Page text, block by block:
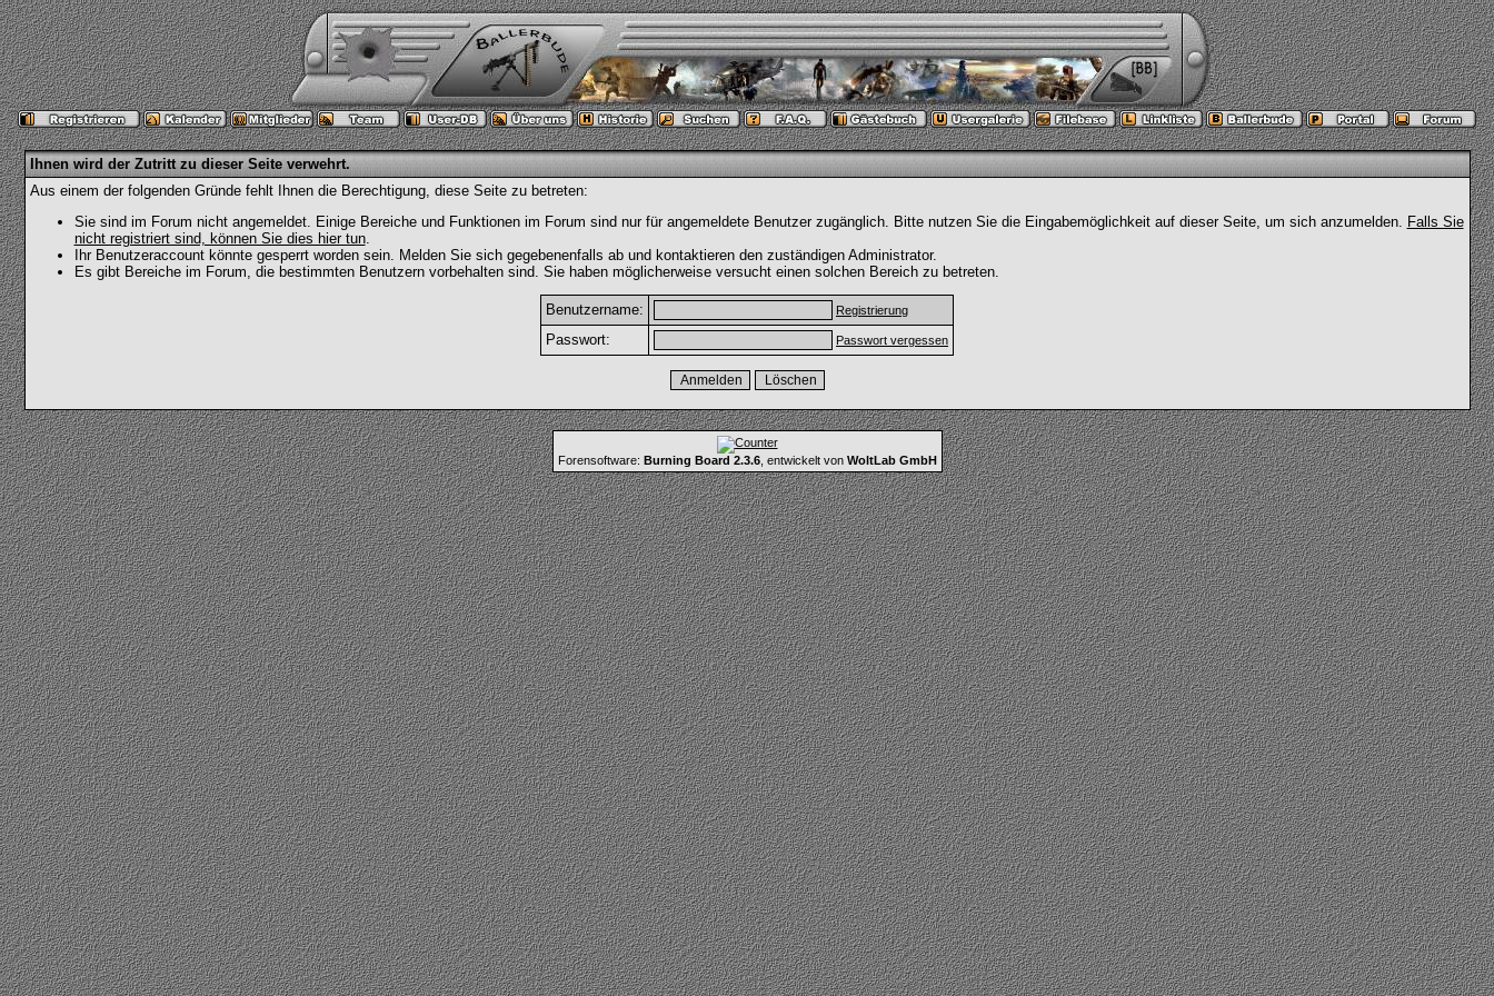
Ihnen wird der Zutritt zu dieser Seite verwehrt.
Aus einem der folgenden Gründe fehlt Ihnen die Berechtigung, diese Seite zu betreten:
Sie sind im Forum nicht angemeldet. Einige Bereiche und Funktionen im Forum sind nur für angemeldete Benutzer zugänglich. Bitte nutzen Sie die Eingabemöglichkeit auf dieser Seite, um sich anzumelden. Falls Sie
nicht registriert sind, können Sie dies hier tun.
Ihr Benutzeraccount könnte gesperrt worden sein. Melden Sie sich gegebenenfalls ab und kontaktieren den zuständigen Administrator.
Es gibt Bereiche im Forum, die bestimmten Benutzern vorbehalten sind. Sie haben möglicherweise versucht einen solchen Bereich zu betreten.
Benutzername: Registrierung
Passwort: Passwort vergessen
Forensoftware: Burning Board 2.3.6, entwickelt von WoltLab GmbH